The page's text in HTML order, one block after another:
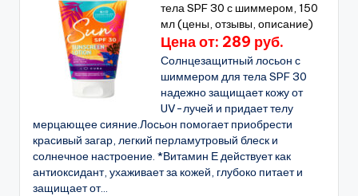
тела SPF 30 с шиммером, 150
мл (цены, отзывы, описание)
Цена от: 289 руб.
Солнцезащитный лосьон с
шиммером для тела SPF 30
надежно защищает кожу от
UV-лучей и придает телу
мерцающее сияние.Лосьон помогает приобрести
красивый загар, легкий перламутровый блеск и
солнечное настроение. *Витамин Е действует как
антиоксидант, ухаживает за кожей, глубоко питает и
защищает от...